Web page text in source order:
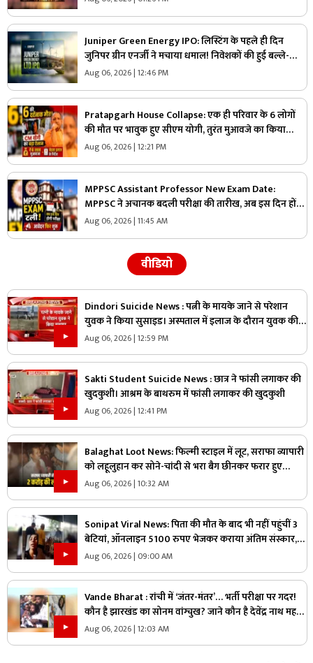
Juniper Green Energy IPO: लिस्टिंग के पहले ही दिन
जुनिपर ग्रीन एनर्जी ने मचाया धमाल! निवेशकों की हुई बल्ले-
बल्ले, क्या आगे भी जारी रहेगा कमाई का सिलसिला?
Aug 06, 2026 | 12:46 PM
Pratapgarh House Collapse: एक ही परिवार के 6 लोगों
की मौत पर भावुक हुए सीएम योगी, तुरंत मुआवजे का किया
ऐलान, घायल युवक के बेहतर इलाज के दिए निर्देश
Aug 06, 2026 | 12:21 PM
MPPSC Assistant Professor New Exam Date:
MPPSC ने अचानक बदली परीक्षा की तारीख, अब इस दिन होंगे
एग्जाम…अगर आपने आवेदन नहीं किया तो अभी है मौका
Aug 06, 2026 | 11:45 AM
वीडियो
Dindori Suicide News : पत्नी के मायके जाने से परेशान
युवक ने किया सुसाइड। अस्पताल में इलाज के दौरान युवक की
मौत
Aug 06, 2026 | 12:59 PM
Sakti Student Suicide News : छात्र ने फांसी लगाकर की
खुदकुशी। आश्रम के बाथरुम में फांसी लगाकर की खुदकुशी
Aug 06, 2026 | 12:41 PM
Balaghat Loot News: फिल्मी स्टाइल में लूट, सराफा व्यापारी
को लहूलुहान कर सोने-चांदी से भरा बैग छीनकर फरार हुए
बदमाश, पूरे शहर में नाकेबंदी
Aug 06, 2026 | 10:32 AM
Sonipat Viral News: पिता की मौत के बाद भी नहीं पहुंचीं 3
बेटियां, ऑनलाइन 5100 रुपए भेजकर कराया अंतिम संस्कार,
वीडियो कॉल पर बोली- “अभी और कितना टाइम लगेगा?”
Aug 06, 2026 | 09:00 AM
Vande Bharat : रांची में ‘जंतर-मंतर’… भर्ती परीक्षा पर गदर!
कौन है झारखंड का सोनम वांग्चुख? जाने कौन है देवेंद्र नाथ महतो
?
Aug 06, 2026 | 12:03 AM